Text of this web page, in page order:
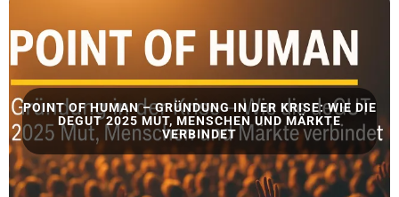
POINT OF HUMAN – GRÜNDUNG IN DER KRISE: WIE DIE
DEGUT 2025 MUT, MENSCHEN UND MÄRKTE
VERBINDET